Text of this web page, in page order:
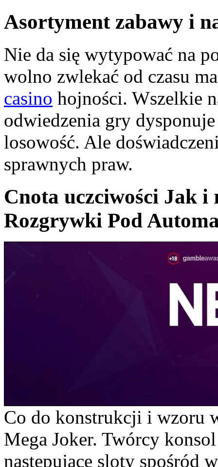
Asortyment zabawy i
Nie da się wytypować na
wolno zwlekać od czasu
casino hojności. Wszelkie
odwiedzenia gry
losowość. Ale
sprawnych praw.
Cnota uczciwości Jak i
Rozgrywki Pod
Co do konstrukcji i wzoru
Mega Joker. Twórcy
następujące sloty spośród